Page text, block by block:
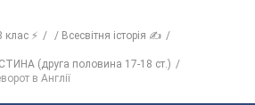
клас ⚡
Всесвітня історія ✍
(друга половина 17-18 ст.)
в Англії